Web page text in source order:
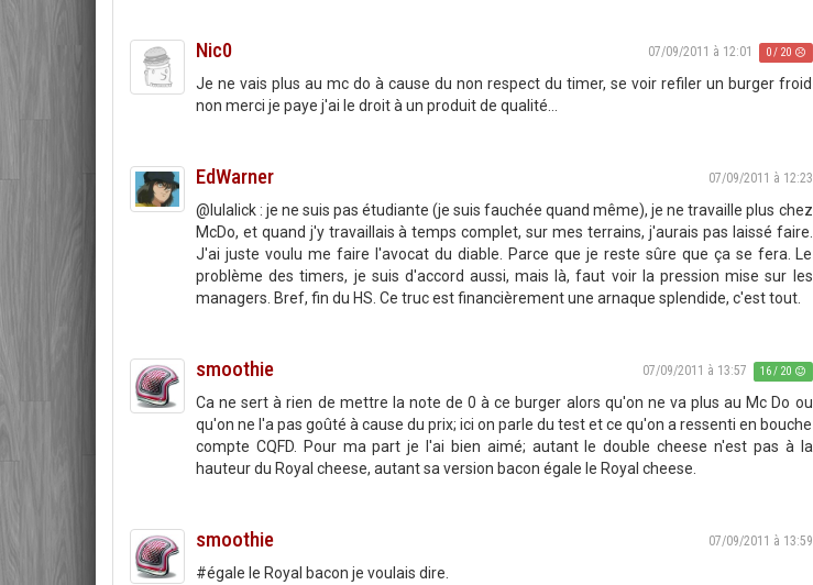
Nic0 07/09/2011 à 12:01 0 / 20
Je ne vais plus au mc do à cause du non respect du timer, se voir refiler un burger froid
non merci je paye j'ai le droit à un produit de qualité...
EdWarner 07/09/2011 à 12:23
@lulalick : je ne suis pas étudiante (je suis fauchée quand même), je ne travaille plus chez
McDo, et quand j'y travaillais à temps complet, sur mes terrains, j'aurais pas laissé faire.
J'ai juste voulu me faire l'avocat du diable. Parce que je reste sûre que ça se fera. Le
problème des timers, je suis d'accord aussi, mais là, faut voir la pression mise sur les
managers. Bref, fin du HS. Ce truc est financièrement une arnaque splendide, c'est tout.
smoothie 07/09/2011 à 13:57 16 / 20
Ca ne sert à rien de mettre la note de 0 à ce burger alors qu'on ne va plus au Mc Do ou
qu'on ne l'a pas goûté à cause du prix; ici on parle du test et ce qu'on a ressenti en bouche
compte CQFD. Pour ma part je l'ai bien aimé; autant le double cheese n'est pas à la
hauteur du Royal cheese, autant sa version bacon égale le Royal cheese.
smoothie 07/09/2011 à 13:59
#égale le Royal bacon je voulais dire.